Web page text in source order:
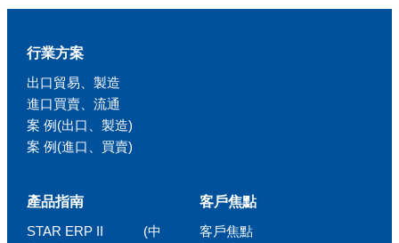
行業方案
出口貿易、製造
進口買賣、流通
案 例(出口、製造)
案 例(進口、買賣)
產品指南
STAR ERP II (中
客戶焦點
客戶焦點